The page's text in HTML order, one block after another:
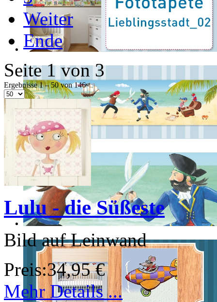
Weiter
Ende
Seite 1 von 3
Ergebnisse 1 – 50 von 146
Lulu - die Süßeste
Bild auf Leinwand
Preis:34,95 €
Mehr Details ...